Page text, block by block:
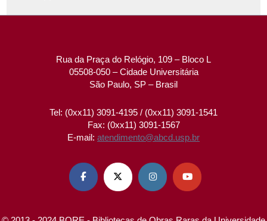
Rua da Praça do Relógio, 109 – Bloco L
05508-050 – Cidade Universitária
São Paulo, SP – Brasil
Tel: (0xx11) 3091-4195 / (0xx11) 3091-1541
Fax: (0xx11) 3091-1567
E-mail: atendimento@abcd.usp.br
   